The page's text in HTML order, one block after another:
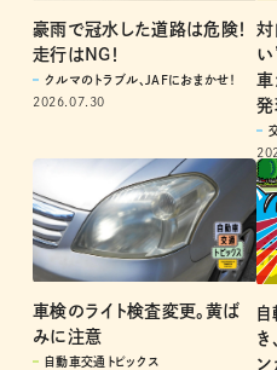
豪雨で冠水した道路は危険！
走行はNG！
クルマのトラブル、JAFにおまかせ！
車
車検のライト検査変更。黄ば
みに注意
き